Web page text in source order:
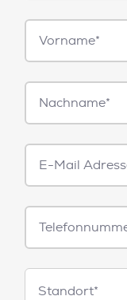
Vorname*
Nachname*
E-
Mail*
Telefonnummer
Standorte
Standort*